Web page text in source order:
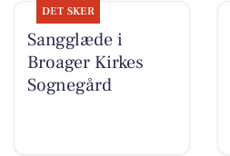
DET SKER
Sangglæde i
Broager Kirkes
Sognegård